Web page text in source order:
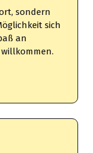
sondern
sich
an